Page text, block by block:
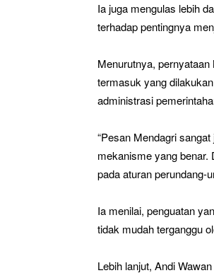
Ia juga mengulas lebih
terhadap pentingnya
Menurutnya,
termasuk yang
administrasi
“Pesan Mendagri
mekanisme yang benar.
pada aturan perundang-
Ia menilai, penguatan
tidak mudah terganggu
Lebih lanjut, Andi